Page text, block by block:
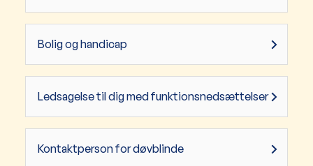
Bolig og handicap
Ledsagelse til dig med funktionsnedsættelser
Kontaktperson for døvblinde